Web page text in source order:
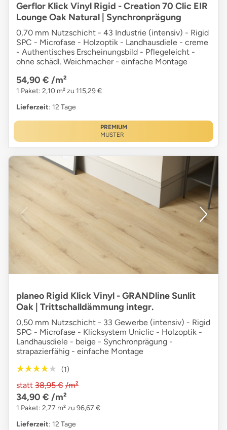
Gerflor Klick Vinyl Rigid - Creation 70 Clic EIR
Lounge Oak Natural | Synchronprägung
0,70 mm Nutzschicht - 43 Industrie (intensiv) - Rigid
SPC - Microfase - Holzoptik - Landhausdiele - creme
- Authentisches Erscheinungsbild - Pflegeleicht -
ohne schädl. Weichmacher - einfache Montage
54,90 € /m²
1 Paket: 2,10 m² zu 115,29 €
Lieferzeit: 12 Tage
PREMIUM
MUSTER
planeo Rigid Klick Vinyl - GRANDline Sunlit
Oak | Trittschalldämmung integr.
0,50 mm Nutzschicht - 33 Gewerbe (intensiv) - Rigid
SPC - Microfase - Klicksystem Uniclic - Holzoptik -
Landhausdiele - beige - Synchronprägung -
strapazierfähig - einfache Montage
★★★★★
★★★★★ (1)
statt 38,95 € /m²
34,90 € /m²
1 Paket: 2,77 m² zu 96,67 €
Lieferzeit: 12 Tage